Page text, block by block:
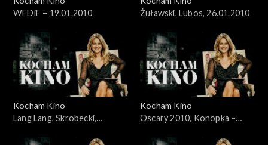
WFDiF – 19.01.2010
Żuławski, Lubos, 26.01.2010
Kocham Kino
Lang Lang, Skrobecki,
Kocham Kino
Oscary 2010, Konopka –